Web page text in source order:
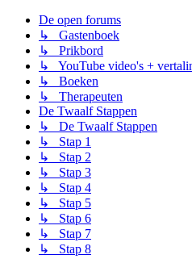
De open forums
↳ Gastenboek
↳ Prikbord
↳ YouTube video's +
↳ Boeken
↳ Therapeuten
De Twaalf Stappen
↳ De Twaalf Stappen
↳ Stap 1
↳ Stap 2
↳ Stap 3
↳ Stap 4
↳ Stap 5
↳ Stap 6
↳ Stap 7
↳ Stap 8